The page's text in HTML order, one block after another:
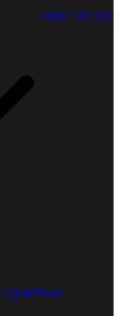
+420 734 592
Společnost